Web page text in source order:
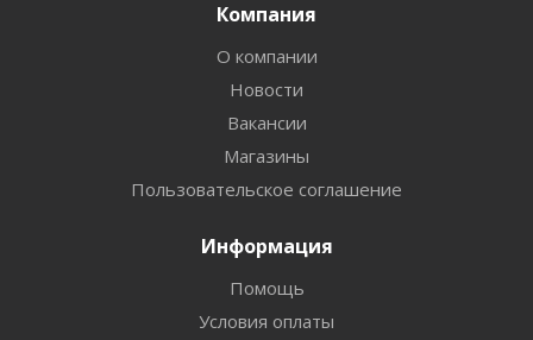
Компания
О компании
Новости
Вакансии
Магазины
Пользовательское соглашение
Информация
Помощь
Условия оплаты